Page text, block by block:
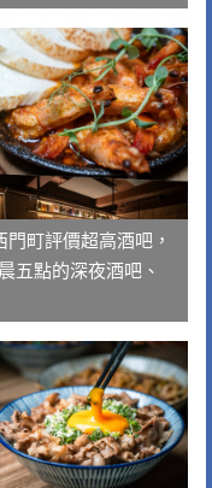
町評價超高酒吧，
五點的深夜酒吧、